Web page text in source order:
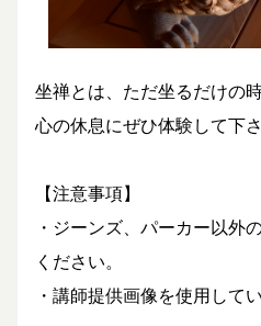
坐禅とは、ただ坐るだけの時
心の休息にぜひ体験して下さ
【注意事項】
・ジーンズ、パーカー以外
ください。
・講師提供画像を使用してい